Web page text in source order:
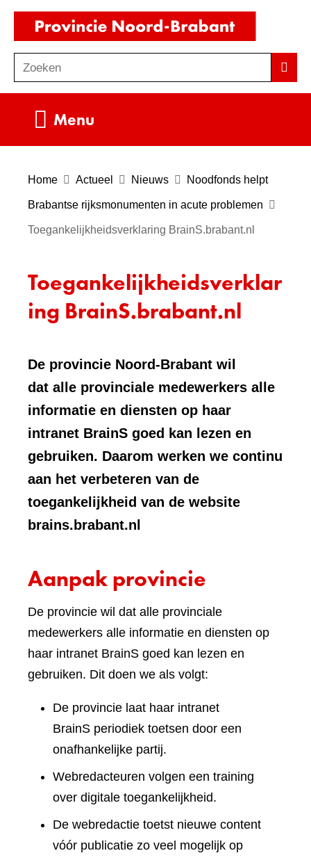
Ga
de
inhoud
o
e
Zoeken
Menu
Home Actueel Nieuws Noodfonds helpt
Brabantse rijksmonumenten in acute problemen
Toegankelijkheidsverklaring BrainS.brabant.nl
Toegankelijkheidsverklar
ing BrainS.brabant.nl
De provincie Noord-Brabant wil
dat alle provinciale medewerkers alle
informatie en diensten op haar
intranet BrainS goed kan lezen en
gebruiken. Daarom werken we continu
aan het verbeteren van de
toegankelijkheid van de website
brains.brabant.nl
Aanpak provincie
De provincie wil dat alle provinciale
medewerkers alle informatie en diensten op
haar intranet BrainS goed kan lezen en
gebruiken. Dit doen we als volgt:
De provincie laat haar intranet
BrainS periodiek toetsen door een
onafhankelijke partij.
Webredacteuren volgen een training
over digitale toegankelijkheid.
De webredactie toetst nieuwe content
vóór publicatie zo veel mogelijk op